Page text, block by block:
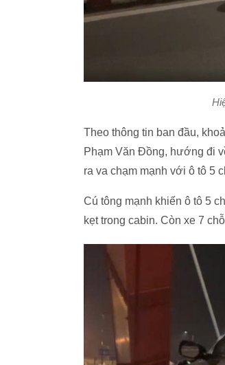
Theo thông tin ban đầu,
Phạm Văn Đồng, hướng đi
ra va chạm mạnh với ô tô 5
Cú tông mạnh khiến ô tô 5
kẹt trong cabin. Còn xe 7